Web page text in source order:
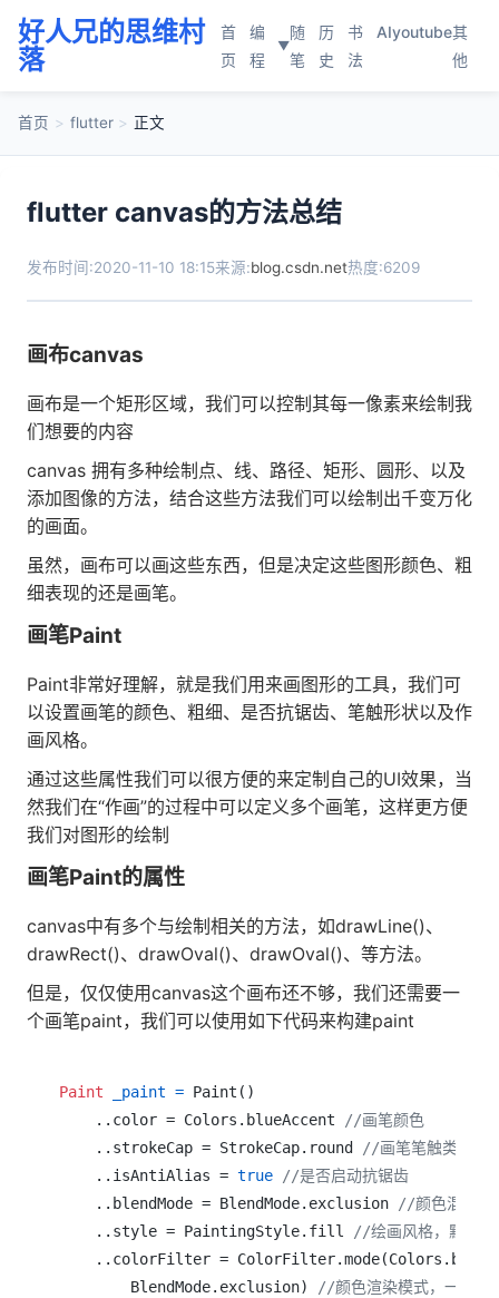
好人兄的思维村
落
首
页
编
程
▼
随
笔
历
史
书
法
AIyoutube其
他
首页 > flutter > 正文
flutter canvas的方法总结
发布时间:2020-11-10 18:15来源:blog.csdn.net热度:6209
画布canvas
画布是一个矩形区域，我们可以控制其每一像素来绘制我
们想要的内容
canvas 拥有多种绘制点、线、路径、矩形、圆形、以及
添加图像的方法，结合这些方法我们可以绘制出千变万化
的画面。
虽然，画布可以画这些东西，但是决定这些图形颜色、粗
细表现的还是画笔。
画笔Paint
Paint非常好理解，就是我们用来画图形的工具，我们可
以设置画笔的颜色、粗细、是否抗锯齿、笔触形状以及作
画风格。
通过这些属性我们可以很方便的来定制自己的UI效果，当
然我们在“作画”的过程中可以定义多个画笔，这样更方便
我们对图形的绘制
画笔Paint的属性
canvas中有多个与绘制相关的方法，如drawLine()、
drawRect()、drawOval()、drawOval()、等方法。
但是，仅仅使用canvas这个画布还不够，我们还需要一
个画笔paint，我们可以使用如下代码来构建paint
Paint _paint = Paint()
    ..color = Colors.blueAccent
//画笔颜色
    ..strokeCap = StrokeCap.round
//画笔笔触类型
    ..isAntiAlias =
true
//是否启动抗锯齿
    ..blendMode = BlendMode.exclusion
//颜色混合模
    ..style = PaintingStyle.fill
//绘画风格，默认为
..colorFilter =
        BlendMode.exclusion)
//颜色渲染模式，一般